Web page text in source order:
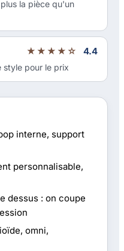
la pièce qu'un
★★★★☆ 4.4
style pour le prix
interne, support
personnalisable,
dessus : on coupe
omni,